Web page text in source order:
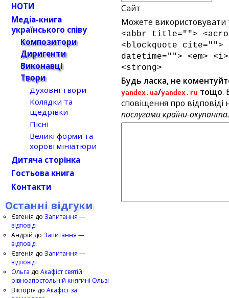
Сайт
Можете використовувати
<abbr title="">
<blockquote cite="">
datetime=""> <em>
<strong>
Будь ласка, не
yandex.ua/yandex.ru тощо.
сповіщення про відповіді
послугами країни-
НОТИ
Медіа-книга
українського співу
Композитори
Диригенти
Виконавці
Твори
Духовні твори
Колядки та
щедрівки
Пісні
Великі форми та
хорові мініатюри
Дитяча сторінка
Гостьова книга
Контакти
Останні відгуки
Євгенія до Запитання —
відповіді
Андрій до Запитання —
відповіді
Євгенія до Запитання —
відповіді
Ольга до Акафіст святій
рівноапостольній княгині Ользі
Вікторія до Акафіст за